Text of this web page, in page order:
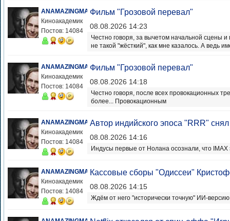
ANAMAZINGMAN
Киноакадемик
Постов: 14084
Фильм "Грозовой перевал"
08.08.2026 14:23
Честно говоря, за вычетом начальной сцены
не такой "жёсткий", как мне казалось. А ведь
ANAMAZINGMAN
Киноакадемик
Постов: 14084
Фильм "Грозовой перевал"
08.08.2026 14:18
Честно говоря, после всех провокационных
более... Провокационным
ANAMAZINGMAN
Киноакадемик
Постов: 14084
Автор индийского эпоса "RRR"
08.08.2026 14:16
Индусы первые от Нолана осознали, что IMAX
ANAMAZINGMAN
Киноакадемик
Постов: 14084
Кассовые сборы "Одиссеи"
08.08.2026 14:15
Ждём от него "исторически точную" ИИ-